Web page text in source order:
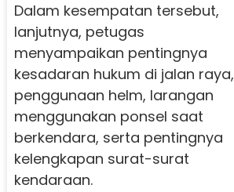
Dalam kesempatan tersebut,
lanjutnya, petugas
menyampaikan pentingnya
kesadaran hukum di jalan raya,
penggunaan helm, larangan
menggunakan ponsel saat
berkendara, serta pentingnya
kelengkapan surat-surat
kendaraan.